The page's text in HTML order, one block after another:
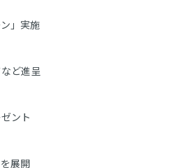
」実施
ど進呈
ント
展開